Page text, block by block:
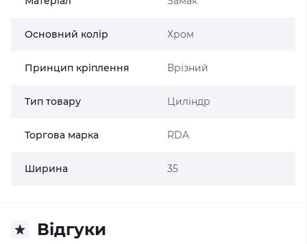
Основний колір Хром
Принцип кріплення Врізний
Тип товару Циліндр
Торгова марка RDA
Ширина 35
Відгуки